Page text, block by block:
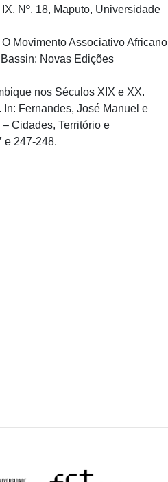
Nº. 18, Maputo, Universidade
Movimento Associativo Africano
Novas Edições
nos Séculos XIX e XX.
Fernandes, José Manuel e
Cidades, Território e
e 247-248.